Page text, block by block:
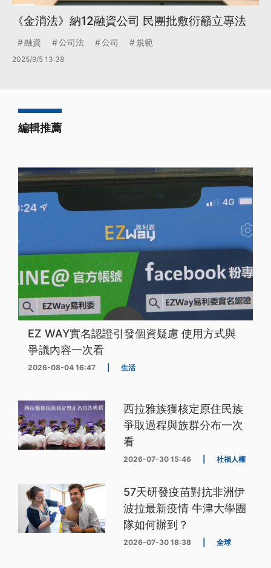
《金消法》納12融資公司 民團批敷衍籲立專法
融資 公司法 公司 規範
2025/9/5 13:38
編輯推薦
EZ WAY實名認證引發個資疑慮 使用方式與
爭議內容一次看
2026-08-04 16:47 生活
西拉雅族獲核定原住民族
爭取過程與族群分布一次
看
2026-07-30 15:46 社福人權
57天研發疫苗對抗非洲伊
波拉最新疫情 牛津大學團
隊如何辦到？
2026-07-30 18:38 全球